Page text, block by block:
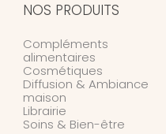
NOS PRODUITS
Compléments
alimentaires
Cosmétiques
Diffusion & Ambiance
maison
Librairie
Soins & Bien-être